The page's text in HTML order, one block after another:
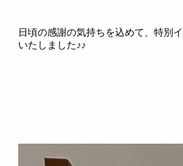
日頃の感謝の気持ちを込めて、特別
いたしました♪♪